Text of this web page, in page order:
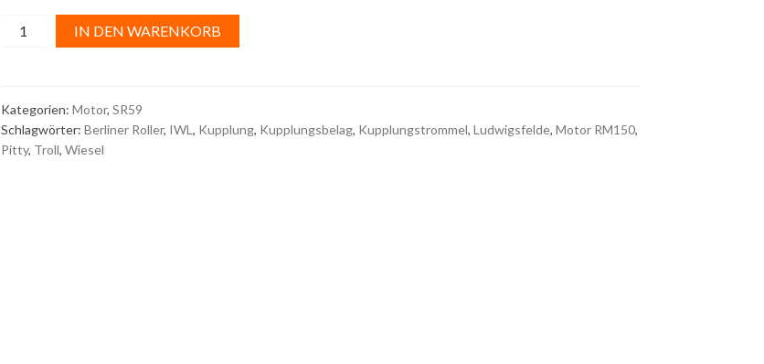
KUPPLUNGIN DEN WARENKORB
n
Kategorien: Motor, SR59
Schlagwörter: Berliner Roller, IWL , Kupplung, Kupplungsbelag, Kupplungstrommel, Ludwigsfelde, Motor RM150,
Pitty, Troll, Wiesel